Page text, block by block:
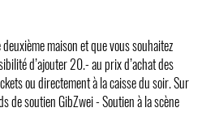
maison et que vous souhaitez
d’ajouter 20.- au prix d’achat des
ou directement à la caisse du soir. Sur
de soutien GibZwei - Soutien à la scène